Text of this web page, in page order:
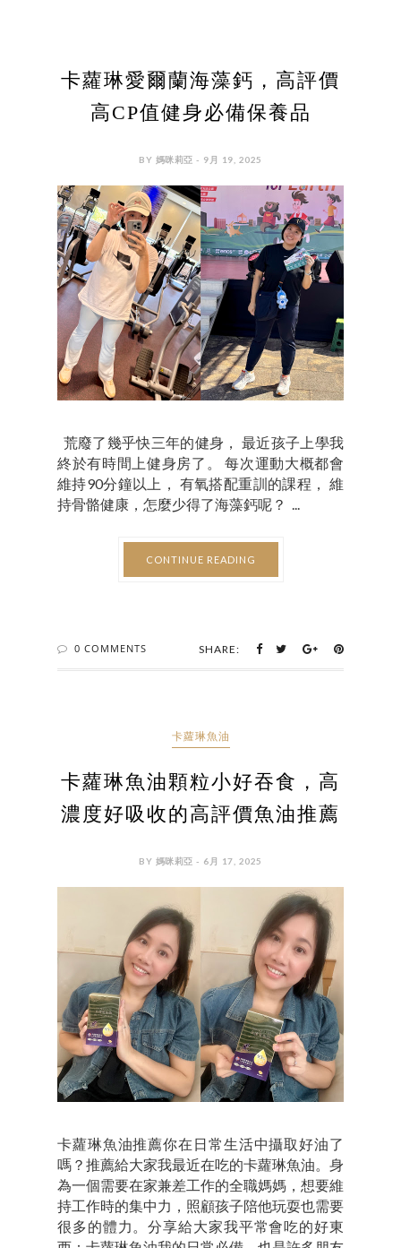
卡蘿琳愛爾蘭海藻鈣，高評價
高CP值健身必備保養品
BY 媽咪莉亞 - 9月 19, 2025
荒廢了幾乎快三年的健身， 最近孩子上學我
終於有時間上健身房了。 每次運動大概都會
維持90分鐘以上， 有氧搭配重訓的課程， 維
持骨骼健康，怎麼少得了海藻鈣呢？ ...
CONTINUE READING
0 COMMENTS SHARE:
卡蘿琳魚油
卡蘿琳魚油顆粒小好吞食，高
濃度好吸收的高評價魚油推薦
BY 媽咪莉亞 - 6月 17, 2025
卡蘿琳魚油推薦你在日常生活中攝取好油了
嗎？推薦給大家我最近在吃的卡蘿琳魚油。身
為一個需要在家兼差工作的全職媽媽，想要維
持工作時的集中力，照顧孩子陪他玩耍也需要
很多的體力。分享給大家我平常會吃的好東